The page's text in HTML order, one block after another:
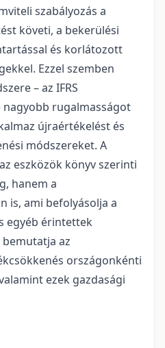
szabályozás a
követi, a bekerülési
és korlátozott
Ezzel szemben
– az IFRS
nagyobb rugalmasságot
újraértékelést és
módszereket. A
eszközök könyv szerinti
hanem a
is, ami befolyásolja a
egyéb érintettek
az
országonkénti
ezek gazdasági